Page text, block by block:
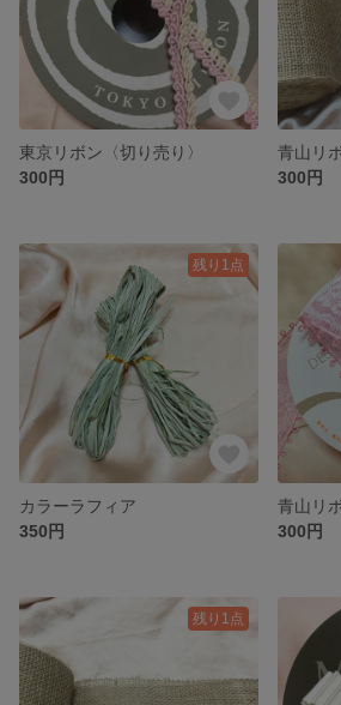
東京リボン〈切り売り〉
300円
青山リ
300円
残り1点
カラーラフィア
350円
青山リ
300円
残り1点